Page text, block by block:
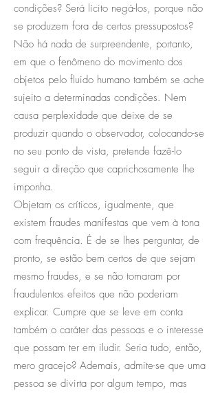
condições? Será lícito negá-los, porque não
se produzem fora de certos pressupostos?
Não há nada de surpreendente, portanto,
em que o fenômeno do movimento dos
objetos pelo fluido humano também se ache
sujeito a determinadas condições. Nem
causa perplexidade que deixe de se
produzir quando o observador, colocando-se
no seu ponto de vista, pretende fazê-lo
seguir a direção que caprichosamente lhe
imponha.
Objetam os críticos, igualmente, que
existem fraudes manifestas que vem à tona
com frequência. É de se lhes perguntar, de
pronto, se estão bem certos de que sejam
mesmo fraudes, e se não tomaram por
fraudulentos efeitos que não poderiam
explicar. Cumpre que se leve em conta
também o caráter das pessoas e o interesse
que possam ter em iludir. Seria tudo, então,
mero gracejo? Ademais, admite-se que uma
pessoa se divirta por algum tempo, mas